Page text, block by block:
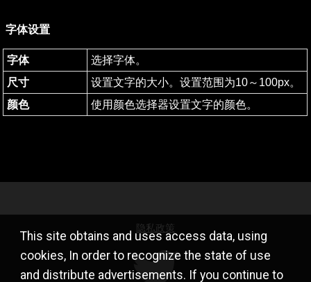
This site obtains and uses access data, using
cookies, In order to recognize the state of use
and distribute advertisements. If you continue to
字体设置
字体
选择字体。
尺寸
设置文字的大小。设置范围为10～100px。
颜色
使用颜色选择器设置文字的颜色。
隐私政策